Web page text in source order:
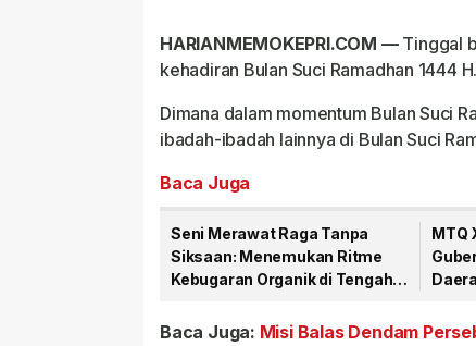
HARIANMEMOKEPRI.COM —Tinggal
kehadiran Bulan Suci Ramadhan 1444 H.
Dimana dalam momentum Bulan Suci
ibadah-ibadah lainnya di Bulan Suci
Baca Juga
Seni Merawat Raga Tanpa
Siksaan: Menemukan Ritme
Kebugaran Organik di Tengah
MTQ
Baca Juga: Misi Balas Dendam